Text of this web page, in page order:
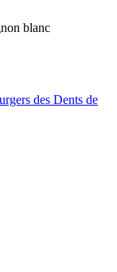
blanc
des Dents de